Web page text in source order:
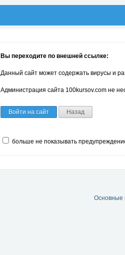
Вы переходите по внешней ссылке:
Данный сайт может содержать вирусы и
Администрация сайта 100kursov.com не
Войти на сайт Назад
больше не показывать
Основные